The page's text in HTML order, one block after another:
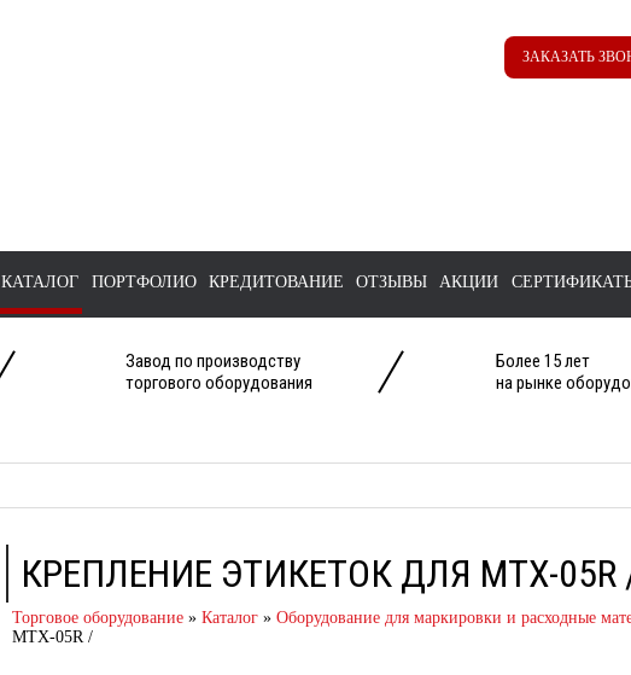
ЗАКАЗАТЬ
КАТАЛОГ ПОРТФОЛИО КРЕДИТОВАНИЕ ОТЗЫВЫ АКЦИИ
Завод по производству
торгового оборудования
Более 15 лет
на рынке
КРЕПЛЕНИЕ ЭТИКЕТОК ДЛЯ MTX-05R
Торговое оборудование » Каталог » Оборудование для маркировки и расходные
MTX-05R /